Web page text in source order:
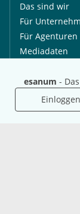
esanum -
Einloggen
Das sind wir
Für
Für Agenturen
Mediadaten
Karriere